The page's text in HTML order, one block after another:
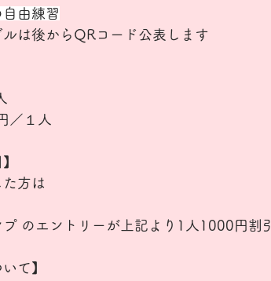
由練習
は後からQRコード公表します
／１人
方は
のエントリーが上記より1人1000円割引
て】